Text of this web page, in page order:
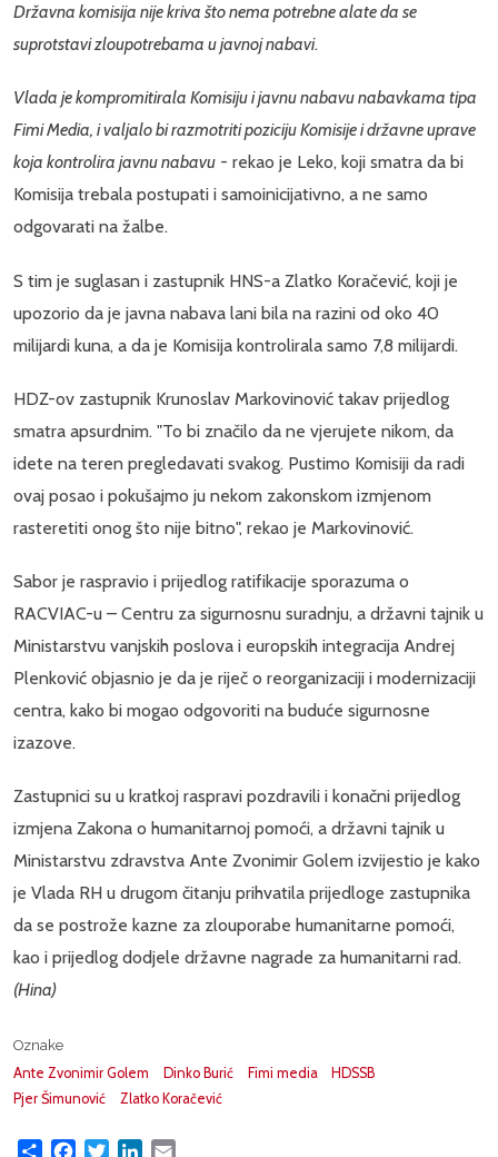
Državna komisija nije kriva što nema potrebne alate da se
suprotstavi zloupotrebama u javnoj nabavi.
Vlada je kompromitirala Komisiju i javnu nabavu nabavkama tipa
Fimi Media, i valjalo bi razmotriti poziciju Komisije i državne uprave
koja kontrolira javnu nabavu - rekao je Leko, koji smatra da bi
Komisija trebala postupati i samoinicijativno, a ne samo
odgovarati na žalbe.
S tim je suglasan i zastupnik HNS-a Zlatko Koračević, koji je
upozorio da je javna nabava lani bila na razini od oko 40
milijardi kuna, a da je Komisija kontrolirala samo 7,8 milijardi.
HDZ-ov zastupnik Krunoslav Markovinović takav prijedlog
smatra apsurdnim. "To bi značilo da ne vjerujete nikom, da
idete na teren pregledavati svakog. Pustimo Komisiji da radi
ovaj posao i pokušajmo ju nekom zakonskom izmjenom
rasteretiti onog što nije bitno", rekao je Markovinović.
Sabor je raspravio i prijedlog ratifikacije sporazuma o
RACVIAC-u – Centru za sigurnosnu suradnju, a državni tajnik u
Ministarstvu vanjskih poslova i europskih integracija Andrej
Plenković objasnio je da je riječ o reorganizaciji i modernizaciji
centra, kako bi mogao odgovoriti na buduće sigurnosne
izazove.
Zastupnici su u kratkoj raspravi pozdravili i konačni prijedlog
izmjena Zakona o humanitarnoj pomoći, a državni tajnik u
Ministarstvu zdravstva Ante Zvonimir Golem izvijestio je kako
je Vlada RH u drugom čitanju prihvatila prijedloge zastupnika
da se postrože kazne za zlouporabe humanitarne pomoći,
kao i prijedlog dodjele državne nagrade za humanitarni rad.
(Hina)
Oznake
Ante Zvonimir Golem
Dinko Burić Fimi media
HDSSB
Pjer Šimunović
Zlatko Koračević
Share FacebookTwitterLinkedIn